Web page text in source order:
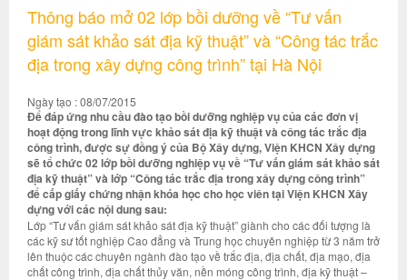
Thông báo mở 02 lớp bồi dưỡng về “Tư vấn
giám sát khảo sát địa kỹ thuật” và “Công tác trắc
địa trong xây dựng công trình” tại Hà Nội
Ngày tạo : 08/07/2015
Để đáp ứng nhu cầu đào tạo bồi dưỡng nghiệp vụ của các đơn vị
hoạt động trong lĩnh vực khảo sát địa kỹ thuật và công tác trắc địa
công trình, được sự đồng ý của Bộ Xây dựng, Viện KHCN Xây dựng
sẽ tổ chức 02 lớp bồi dưỡng nghiệp vụ về “Tư vấn giám sát khảo sát
địa kỹ thuật” và lớp “Công tác trắc địa trong xây dựng công trình”
để cấp giấy chứng nhận khóa học cho học viên tại Viện KHCN Xây
dựng với các nội dung sau:
Lớp “Tư vấn giám sát khảo sát địa kỹ thuật” giành cho các đối tượng là
các kỹ sư tốt nghiệp Cao đẳng và Trung học chuyên nghiệp từ 3 năm trở
lên thuộc các chuyên ngành đào tạo về trắc địa, địa chất, địa mạo, địa
chất công trình, địa chất thủy văn, nền móng công trình, địa kỹ thuật –